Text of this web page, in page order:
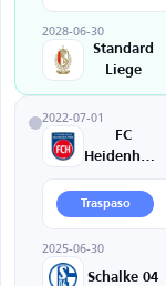
2028-06-30
Standard
Liege
2022-07-01
FC
Heidenheim
Traspaso
2025-06-30
Schalke 04